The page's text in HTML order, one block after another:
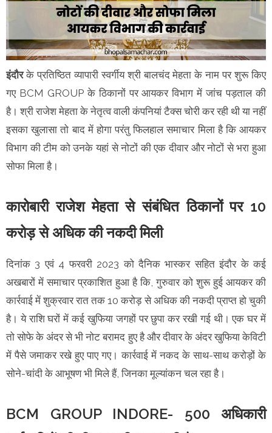
इंदौरके प्रतिष्ठित व्यापारी स्वर्गीय श्री बालचंद मेहता के नाम पर शुरू किए
गए BCM GROUP के ठिकानों पर आयकर विभाग में जांच पड़ताल की
है। श्री राजेश मेहता के नेतृत्व वाली कंपनियां टैक्स चोरी कर रही थी या नहीं
इसका खुलासा तो बाद में होगा परंतु फिलहाल समाचार मिला है कि आयकर
विभाग की टीम को उनके यहां से नोटों की एक दीवार और नोटों से भरा हुआ
सोफा मिला है।
कारोबारी राजेश मेहता से संबंधित ठिकानों पर 10
करोड़ से अधिक की नकदी मिली
दिनांक 3 एवं 4 फरवरी 2023 को दैनिक भास्कर सहित इंदौर के कई
अखबारों में समाचार प्रकाशित हुआ है कि, गुरुवार को शुरू हुई आयकर की
कार्रवाई में शुक्रवार रात तक 10 करोड़ से अधिक की नकदी प्राप्त हो चुकी
है। ये राशि घरों में कई खुफिया जगहों पर छुपा कर रखी गई थी। एक घर में
तो सोफे के अंदर से भी नोट बरामद हुए है और दीवार के अंदर खुफिया केविटी
में पैसे जमाकर रखे हुए पाए गए। कार्रवाई में नकद के साथ-साथ करोड़ों के
सोने-चांदी के आभूषण भी मिले हैं, जिनका मूल्यांकन चल रहा है।
BCM GROUP INDORE- 500 अधिकारी